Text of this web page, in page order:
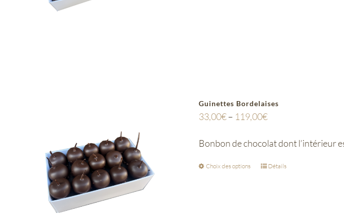
Guinettes Bordelaises
33,00€– 119,00€
Bonbon de chocolat dont l’intérieur
Choix des options Détails